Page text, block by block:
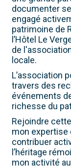
documenter
engagé
patrimoine de
l’Hôtel Le
de
locale.
L’association
travers des
événements
richesse du
Rejoindre
mon expertise
contribuer
l’héritage
mon activité